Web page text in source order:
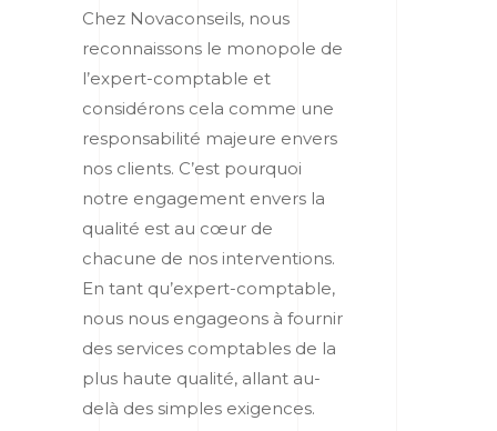
Chez Novaconseils, nous
reconnaissons le monopole de
l’expert-comptable et
considérons cela comme une
responsabilité majeure envers
nos clients. C’est pourquoi
notre engagement envers la
qualité est au cœur de
chacune de nos interventions.
En tant qu’expert-comptable,
nous nous engageons à fournir
des services comptables de la
plus haute qualité, allant au-
delà des simples exigences.